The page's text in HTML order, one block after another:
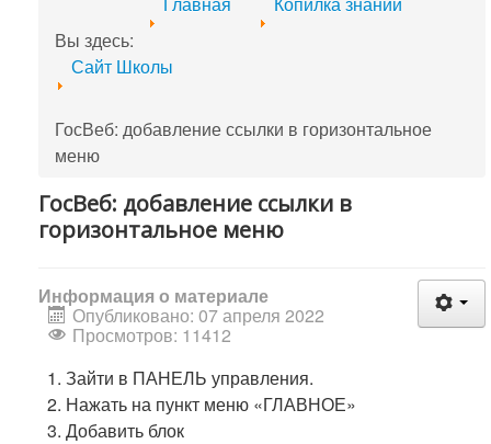
Вы здесь:
Сайт Школы
ГосВеб: добавление ссылки в горизонтальное
меню
ГосВеб: добавление ссылки в
горизонтальное меню
Информация о материале
Опубликовано: 07 апреля 2022
Просмотров: 11412
Зайти в ПАНЕЛЬ управления.
Нажать на пункт меню «ГЛАВНОЕ»
Добавить блок